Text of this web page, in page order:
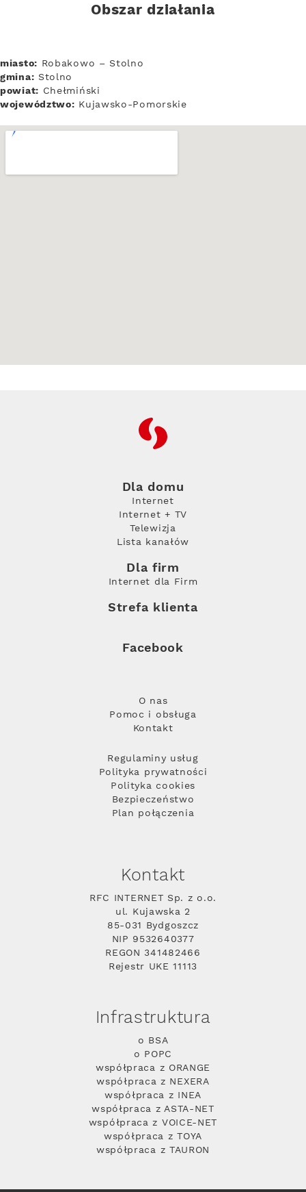
Obszar działania
miasto: Robakowo – Stolno
gmina: Stolno
powiat: Chełmiński
województwo: Kujawsko-Pomorskie
RFC
Dla domu
Internet
Internet + TV
Telewizja
Lista kanałów
Dla firm
Internet dla Firm
Strefa klienta
Facebook
O nas
Pomoc i obsługa
Kontakt
Regulaminy usług
Polityka prywatności
Polityka cookies
Bezpieczeństwo
Plan połączenia
Kontakt
RFC INTERNET Sp. z o.o.
ul. Kujawska 2
85-031 Bydgoszcz
NIP 9532640377
REGON 341482466
Rejestr UKE 11113
Infrastruktura
o BSA
o POPC
współpraca z ORANGE
współpraca z NEXERA
współpraca z INEA
współpraca z ASTA-NET
współpraca z VOICE-NET
współpraca z TOYA
współpraca z TAURON